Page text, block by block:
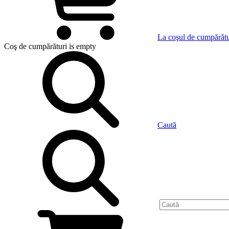
La coşul de
Coş de cumpărături is empty
Caută